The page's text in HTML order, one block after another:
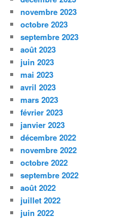
novembre 2023
octobre 2023
septembre 2023
août 2023
juin 2023
mai 2023
avril 2023
mars 2023
février 2023
janvier 2023
décembre 2022
novembre 2022
octobre 2022
septembre 2022
août 2022
juillet 2022
juin 2022